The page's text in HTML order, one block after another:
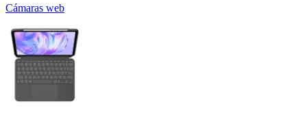
Cámaras web